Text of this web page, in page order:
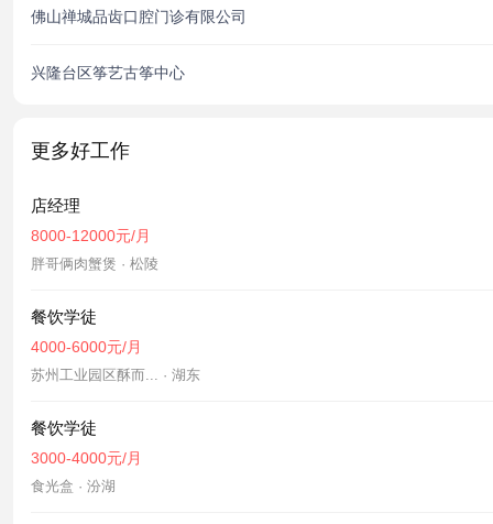
佛山禅城品齿口腔门诊有限公司
兴隆台区筝艺古筝中心
更多好工作
店经理
8000-12000元/月
胖哥俩肉蟹煲 · 松陵
餐饮学徒
4000-6000元/月
苏州工业园区酥而... · 湖东
餐饮学徒
3000-4000元/月
食光盒 · 汾湖